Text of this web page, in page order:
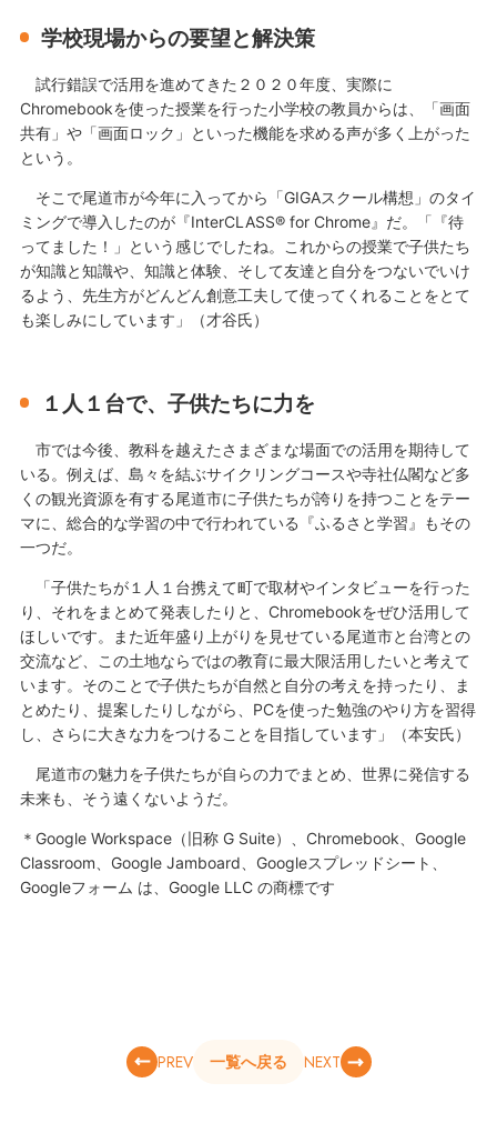
学校現場からの要望と解決策
試行錯誤で活用を進めてきた２０２０年度、実際に
Chromebookを使った授業を行った小学校の教員からは、「画面
共有」や「画面ロック」といった機能を求める声が多く上がった
という。
そこで尾道市が今年に入ってから「GIGAスクール構想」のタイ
ミングで導入したのが『InterCLASS® for Chrome』だ。「『待
ってました！」という感じでしたね。これからの授業で子供たち
が知識と知識や、知識と体験、そして友達と自分をつないでいけ
るよう、先生方がどんどん創意工夫して使ってくれることをとて
も楽しみにしています」（才谷氏）
１人１台で、子供たちに力を
市では今後、教科を越えたさまざまな場面での活用を期待して
いる。例えば、島々を結ぶサイクリングコースや寺社仏閣など多
くの観光資源を有する尾道市に子供たちが誇りを持つことをテー
マに、総合的な学習の中で行われている『ふるさと学習』もその
一つだ。
「子供たちが１人１台携えて町で取材やインタビューを行った
り、それをまとめて発表したりと、Chromebookをぜひ活用して
ほしいです。また近年盛り上がりを見せている尾道市と台湾との
交流など、この土地ならではの教育に最大限活用したいと考えて
います。そのことで子供たちが自然と自分の考えを持ったり、ま
とめたり、提案したりしながら、PCを使った勉強のやり方を習得
し、さらに大きな力をつけることを目指しています」（本安氏）
尾道市の魅力を子供たちが自らの力でまとめ、世界に発信する
未来も、そう遠くないようだ。
＊Google Workspace（旧称 G Suite）、Chromebook、Google
Classroom、Google Jamboard、Googleスプレッドシート、
Googleフォーム は、Google LLC の商標です
PREV 一覧へ戻る NEXT